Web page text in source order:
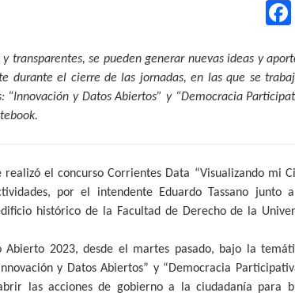
transparentes, se pueden generar nuevas ideas y
durante el cierre de las jornadas, en las que se
“Innovación y Datos Abiertos” y “Democracia
el concurso Corrientes Data “Visualizando mi
por el intendente Eduardo Tassano junto
histórico de la Facultad de Derecho de la
2023, desde el martes pasado, bajo la
y Datos Abiertos” y “Democracia
las acciones de gobierno a la ciudadanía para